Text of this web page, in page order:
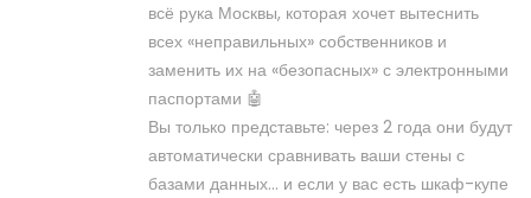
всё рука Москвы, которая хочет вытеснить
всех «неправильных» собственников и
заменить их на «безопасных» с электронными
паспортами 🤖
Вы только представьте: через 2 года они будут
автоматически сравнивать ваши стены с
базами данных... и если у вас есть шкаф-купе